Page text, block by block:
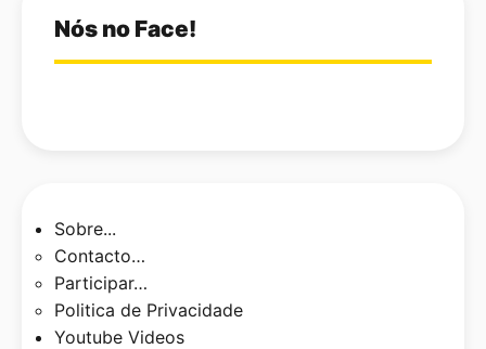
Nós no Face!
Sobre...
Contacto…
Participar…
Politica de Privacidade
Youtube Videos